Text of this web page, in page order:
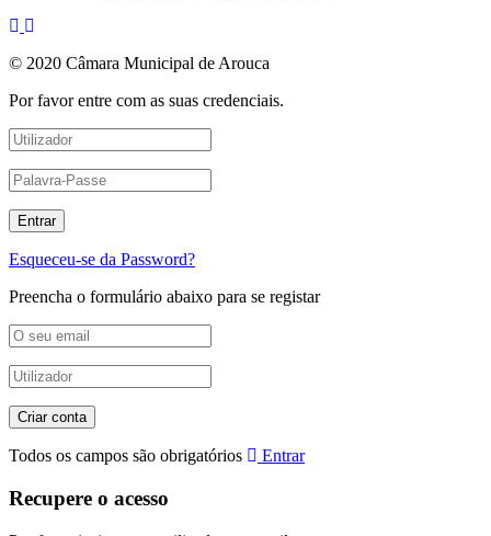
© 2020 Câmara Municipal de Arouca
Por favor entre com as suas credenciais.
Esqueceu-se da Password?
Preencha o formulário abaixo para se registar
Todos os campos são obrigatórios Entrar
Recupere o acesso